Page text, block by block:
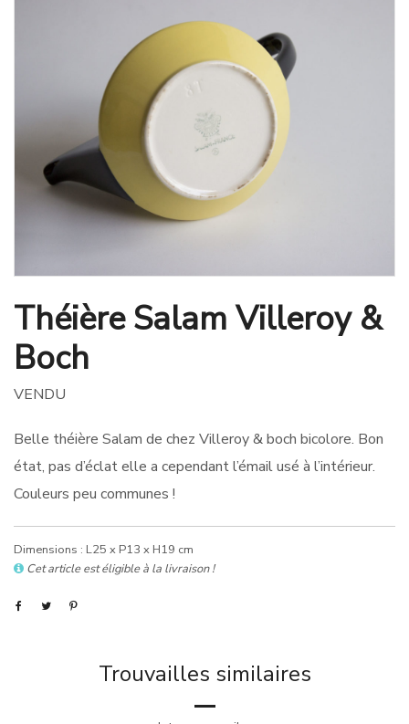
Théière Salam Villeroy &
Boch
VENDU
Belle théière Salam de chez Villeroy & boch bicolore. Bon
état, pas d’éclat elle a cependant l’émail usé à l’intérieur.
Couleurs peu communes !
Dimensions : L25 x P13 x H19 cm
Cet article est éligible à la livraison !
Trouvailles similaires